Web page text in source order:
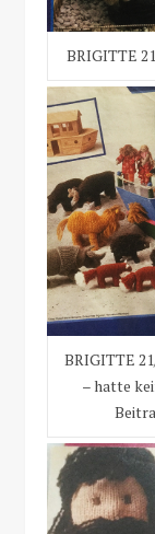
BRIGITTE
BRIGITTE
– hatte